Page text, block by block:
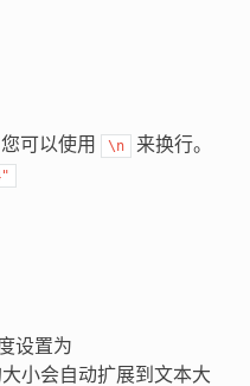
可以使用 \n
来换行。
设置为
小会自动扩展到文本大